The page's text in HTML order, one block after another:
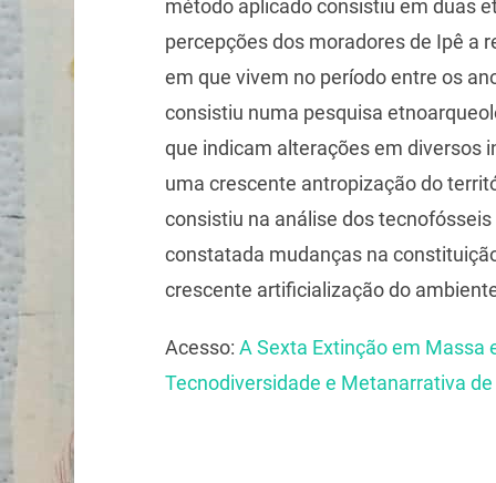
método aplicado consistiu em duas
percepções dos moradores de Ipê a
em que vivem no período entre os
consistiu numa pesquisa
que indicam alterações em diversos
uma crescente antropização do
consistiu na análise dos
constatada mudanças na
crescente artificialização do
Acesso: A Sexta Extinção em Massa
Tecnodiversidade e Metanarrativa